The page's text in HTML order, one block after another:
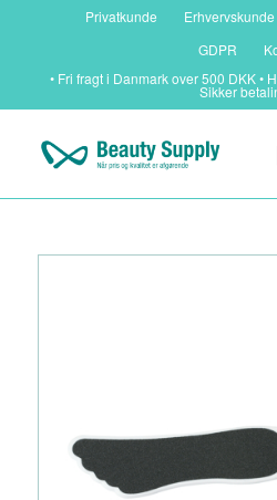
Privatkunde Erhvervskunde
GDPR
• Fri fragt i Danmark over 500 DKK •
Sikker